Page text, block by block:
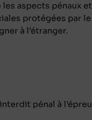
aspects pénaux
protégées par
à l’étranger.
pénal à